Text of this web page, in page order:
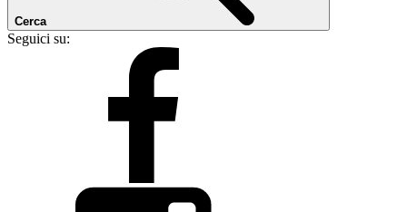
Cerca
Seguici su: